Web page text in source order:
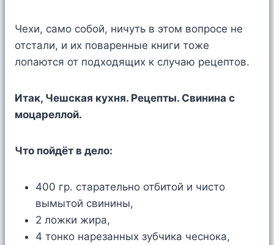
Чехи, само собой, ничуть в этом вопросе не
отстали, и их поваренные книги тоже
лопаются от подходящих к случаю рецептов.
Итак, Чешская кухня. Рецепты. Свинина с
моцареллой.
Что пойдёт в дело:
400 гр. старательно отбитой и чисто
вымытой свинины,
2 ложки жира,
4 тонко нарезанных зубчика чеснока,